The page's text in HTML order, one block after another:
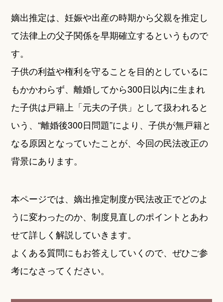
嫡出推定は、妊娠や出産の時期から父親を推定し
て法律上の父子関係を早期確立するというもので
す。
子供の利益や権利を守ることを目的としているに
もかかわらず、離婚してから300日以内に生まれ
た子供は戸籍上「元夫の子供」として扱われると
いう、“離婚後300日問題”により、子供が無戸籍と
なる原因となっていたことが、今回の民法改正の
背景にあります。
本ページでは、嫡出推定制度が民法改正でどのよ
うに変わったのか、制度見直しのポイントとあわ
せて詳しく解説していきます。
よくある質問にもお答えしていくので、ぜひご参
考になさってください。